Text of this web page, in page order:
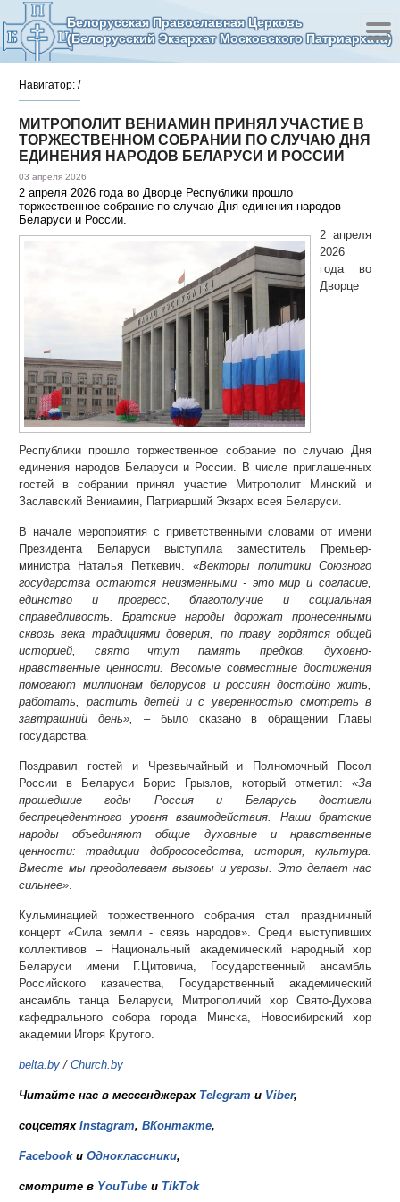
Белорусская Православная Церковь
(Белорусский Экзархат Московского Патриархата)
Навигатор: /
МИТРОПОЛИТ ВЕНИАМИН ПРИНЯЛ УЧАСТИЕ В
ТОРЖЕСТВЕННОМ СОБРАНИИ ПО СЛУЧАЮ ДНЯ
ЕДИНЕНИЯ НАРОДОВ БЕЛАРУСИ И РОССИИ
03 апреля 2026
2 апреля 2026 года во Дворце Республики прошло
торжественное собрание по случаю Дня единения народов
Беларуси и России.
2 апреля
2026
года во
Дворце
Республики прошло торжественное собрание по случаю Дня
единения народов Беларуси и России. В числе приглашенных
гостей в собрании принял участие Митрополит Минский и
Заславский Вениамин, Патриарший Экзарх всея Беларуси.
В начале мероприятия с приветственными словами от имени
Президента Беларуси выступила заместитель Премьер-
министра Наталья Петкевич.«Векторы политики Союзного
государства остаются неизменными - это мир и согласие,
единство и прогресс, благополучие и социальная
справедливость. Братские народы дорожат пронесенными
сквозь века традициями доверия, по праву гордятся общей
историей, свято чтут память предков, духовно-
нравственные ценности. Весомые совместные достижения
помогают миллионам белорусов и россиян достойно жить,
работать, растить детей и с уверенностью смотреть в
завтрашний день», – было сказано в обращении Главы
государства.
Поздравил гостей и Чрезвычайный и Полномочный Посол
России в Беларуси Борис Грызлов, который отметил:«За
прошедшие годы Россия и Беларусь достигли
беспрецедентного уровня взаимодействия. Наши братские
народы объединяют общие духовные и нравственные
ценности: традиции добрососедства, история, культура.
Вместе мы преодолеваем вызовы и угрозы. Это делает нас
сильнее».
Кульминацией торжественного собрания стал праздничный
концерт «Сила земли - связь народов». Среди выступивших
коллективов–Национальный академический народный хор
Беларуси имени Г.Цитовича, Государственный ансамбль
Российского казачества, Государственный академический
ансамбль танца Беларуси, Митрополичий хор Свято-Духова
кафедрального собора города Минска, Новосибирский хор
академии Игоря Крутого.
belta.by / Church.by
Читайте нас в мессенджерах Telegram и Viber,
соцсетях Instagram, ВКонтакте,
Facebookи Одноклассники,
смотрите в YouTube и TikTok